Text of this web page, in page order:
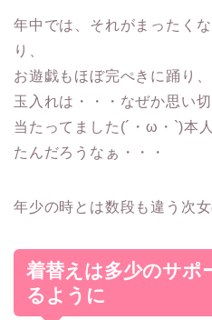
年中では、それがまったく
り
お遊戯もほぼ完ぺきに踊り、
玉入れは・・・なぜか思い
当たってました(´・ω・`)本
たんだろうなぁ・・・
年少の時とは数段も違う次
着替えは多少のサポ
るように